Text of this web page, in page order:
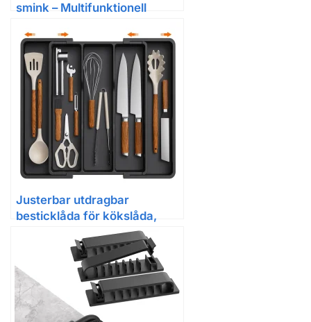
smink – Multifunktionell
ögonskugga och borstar (vita
och rosa)
Justerbar utdragbar
besticklåda för kökslåda,